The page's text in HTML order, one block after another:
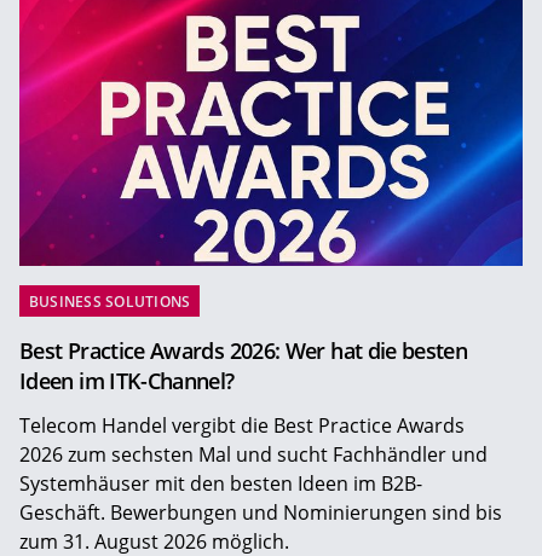
BUSINESS SOLUTIONS
Best Practice Awards 2026: Wer hat die besten
Ideen im ITK-Channel?
Telecom Handel vergibt die Best Practice Awards
2026 zum sechsten Mal und sucht Fachhändler und
Systemhäuser mit den besten Ideen im B2B-
Geschäft. Bewerbungen und Nominierungen sind bis
zum 31. August 2026 möglich.